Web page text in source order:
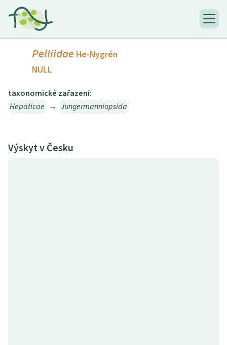
Pelliidae He-Nygrén
NULL
taxonomické zařazení:
Hepaticae → Jungermanniopsida
Výskyt v Česku